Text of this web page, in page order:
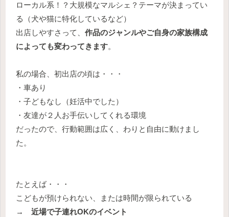
ローカル系！？大規模なマルシェ？テーマが決まってい
る（犬や猫に特化しているなど）
出店しやすさって、 作品のジャンルやご自身の家族構成
によっても変わってきます。
私の場合、初出店の頃は・・・
・車あり
・子どもなし（妊活中でした）
・友達が２人お手伝いしてくれる環境
だったので、行動範囲は広く、わりと自由に動けまし
た。
たとえば・・・
こどもが預けられない、または時間が限られている
→ 近場で子連れOKのイベント